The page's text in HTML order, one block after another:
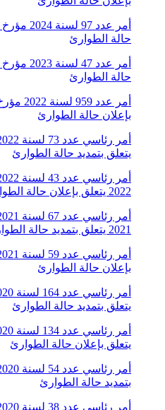
حالة الطوارئ
حالة الطوارئ
بإعلان حالة الطوارئ
يتعلق بتمديد حالة الطوارئ
2022 يتعلق بإعلان حالة الطوارئ
2021 يتعلق بتمديد حالة الطوارئ
بإعلان حالة الطوارئ
يتعلق بتمديد حالة الطوارئ
يتعلق بإعلان حالة الطوارئ
بتمديد حالة الطوارئ